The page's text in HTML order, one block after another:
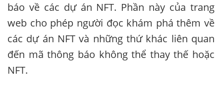
báo về các dự án NFT. Phần này của trang
web cho phép người đọc khám phá thêm về
các dự án NFT và những thứ khác liên quan
đến mã thông báo không thể thay thế hoặc
NFT.